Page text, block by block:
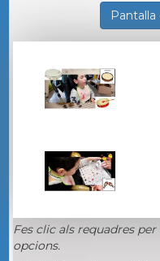
Fes clic als requadres
opcions.